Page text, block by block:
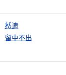
慭遗
留中不出